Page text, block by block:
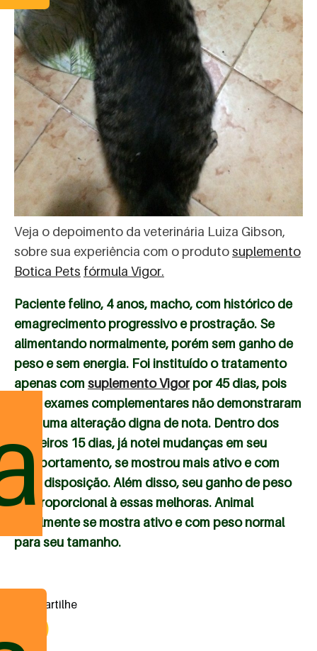
Veja o depoimento da veterinária Luiza Gibson,
sobre sua experiência com o produtosuplemento
Botica Pets fórmula Vigor.
Paciente felino, 4 anos, macho, com histórico de
emagrecimento progressivo e prostração. Se
alimentando normalmente, porém sem ganho de
peso e sem energia. Foi instituído o tratamento
apenas com suplemento Vigorpor 45 dias, pois
seus exames complementares não demonstraram
nenhuma alteração digna de nota. Dentro dos
primeiros 15 dias, já notei mudanças em seu
comportamento, se mostrou mais ativo e com
mais disposição. Além disso, seu ganho de peso
foi proporcional à essas melhoras. Animal
atualmente se mostra ativo e com peso normal
para seu tamanho.
compartilhe